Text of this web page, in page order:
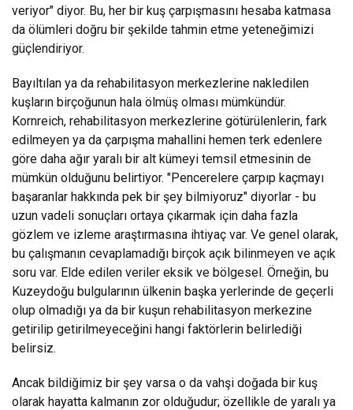
veriyor" diyor. Bu, her bir kuş çarpışmasını hesaba katmasa
da ölümleri doğru bir şekilde tahmin etme yeteneğimizi
güçlendiriyor.
Bayıltılan ya da rehabilitasyon merkezlerine nakledilen
kuşların birçoğunun hala ölmüş olması mümkündür.
Kornreich, rehabilitasyon merkezlerine götürülenlerin, fark
edilmeyen ya da çarpışma mahallini hemen terk edenlere
göre daha ağır yaralı bir alt kümeyi temsil etmesinin de
mümkün olduğunu belirtiyor. "Pencerelere çarpıp kaçmayı
başaranlar hakkında pek bir şey bilmiyoruz" diyorlar - bu
uzun vadeli sonuçları ortaya çıkarmak için daha fazla
gözlem ve izleme araştırmasına ihtiyaç var. Ve genel olarak,
bu çalışmanın cevaplamadığı birçok açık bilinmeyen ve açık
soru var. Elde edilen veriler eksik ve bölgesel. Örneğin, bu
Kuzeydoğu bulgularının ülkenin başka yerlerinde de geçerli
olup olmadığı ya da bir kuşun rehabilitasyon merkezine
getirilip getirilmeyeceğini hangi faktörlerin belirlediği
belirsiz.
Ancak bildiğimiz bir şey varsa o da vahşi doğada bir kuş
olarak hayatta kalmanın zor olduğudur; özellikle de yaralı ya